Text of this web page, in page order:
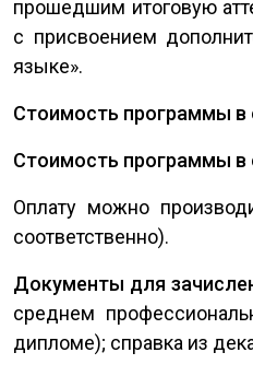
прошедшим итоговую
с присвоением
языке».
Стоимость программы в
Стоимость программы в
Оплату можно
соответственно).
Документы для
среднем
дипломе); справка из